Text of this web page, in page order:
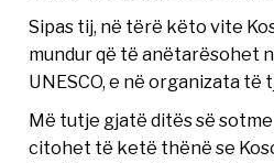
Sipas tij, në tërë këto vite
mundur që të anëtarësohet
UNESCO, e në organizata të
Më tutje gjatë ditës së
citohet të ketë thënë se